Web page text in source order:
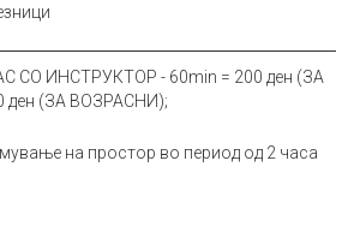
СО ИНСТРУКТОР - 60min = 200 ден (ЗА
ден (ЗА ВОЗРАСНИ);
на простор во период од 2 часа